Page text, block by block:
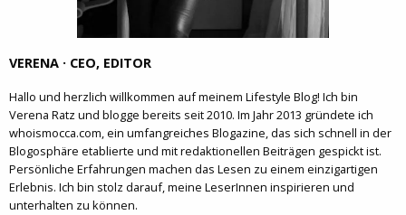
VERENA · CEO, EDITOR
Hallo und herzlich willkommen auf meinem Lifestyle Blog! Ich bin
Verena Ratz und blogge bereits seit 2010. Im Jahr 2013 gründete ich
whoismocca.com, ein umfangreiches Blogazine, das sich schnell in der
Blogosphäre etablierte und mit redaktionellen Beiträgen gespickt ist.
Persönliche Erfahrungen machen das Lesen zu einem einzigartigen
Erlebnis. Ich bin stolz darauf, meine LeserInnen inspirieren und
unterhalten zu können.